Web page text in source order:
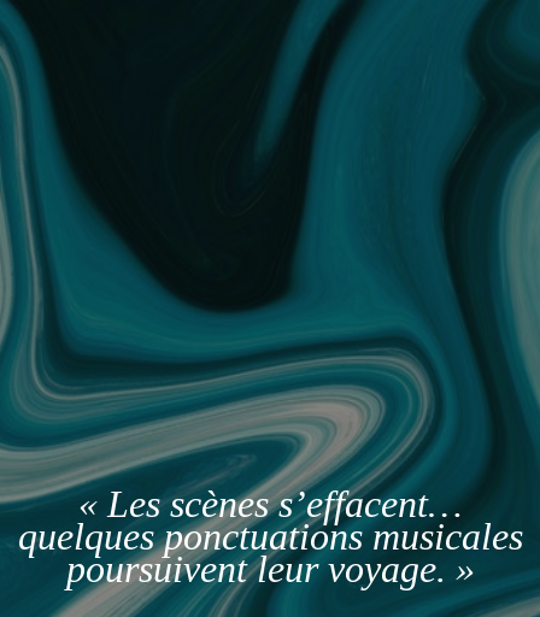
« Les scènes s’effacent…
quelques ponctuations musicales
poursuivent leur voyage. »